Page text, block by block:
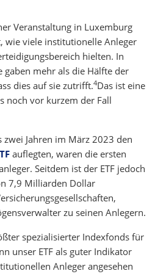
Veranstaltung in Luxemburg
wie viele institutionelle Anleger
hielten. In
mehr als die Hälfte der
dies auf sie zutrifft.4Das ist eine
noch vor kurzem der Fall
Jahren im März 2023 den
auflegten, waren die ersten
Seitdem ist der ETF jedoch
7,9 Milliarden Dollar
zu seinen Anlegern.
spezialisierter Indexfonds für
unser ETF als guter Indikator
Anleger angesehen